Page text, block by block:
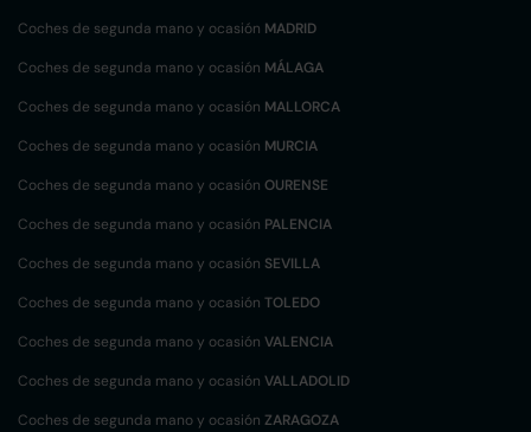
Coches de segunda mano y ocasión MADRID
Coches de segunda mano y ocasión MÁLAGA
Coches de segunda mano y ocasión MALLORCA
Coches de segunda mano y ocasión MURCIA
Coches de segunda mano y ocasión OURENSE
Coches de segunda mano y ocasión PALENCIA
Coches de segunda mano y ocasión SEVILLA
Coches de segunda mano y ocasión TOLEDO
Coches de segunda mano y ocasión VALENCIA
Coches de segunda mano y ocasión VALLADOLID
Coches de segunda mano y ocasión ZARAGOZA